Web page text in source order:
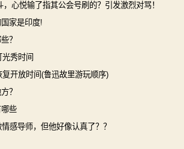
心悦输了指其公会号刷的？引发激烈对骂！
家是印度!
？
秀时间
开放时间(鲁迅故里游玩顺序)
？
些
感导师，但他好像认真了？？